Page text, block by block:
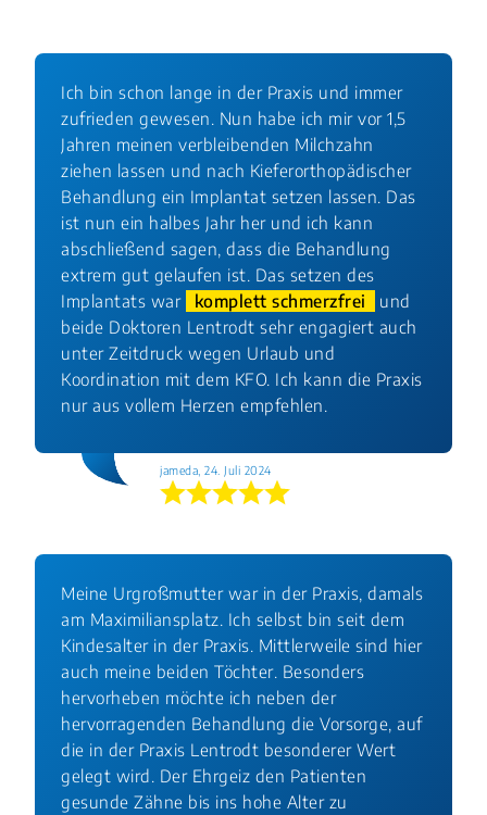
Ich bin schon lange in der Praxis und immer
zufrieden gewesen. Nun habe ich mir vor 1,5
Jahren meinen verbleibenden Milchzahn
ziehen lassen und nach Kieferorthopädischer
Behandlung ein Implantat setzen lassen. Das
ist nun ein halbes Jahr her und ich kann
abschließend sagen, dass die Behandlung
extrem gut gelaufen ist. Das setzen des
Implantats war
komplett schmerzfrei
und
beide Doktoren Lentrodt sehr engagiert auch
unter Zeitdruck wegen Urlaub und
Koordination mit dem KFO. Ich kann die Praxis
nur aus vollem Herzen empfehlen.
jameda, 24. Juli 2024
Meine Urgroßmutter war in der Praxis, damals
am Maximiliansplatz. Ich selbst bin seit dem
Kindesalter in der Praxis. Mittlerweile sind hier
auch meine beiden Töchter. Besonders
hervorheben möchte ich neben der
hervorragenden Behandlung die Vorsorge, auf
die in der Praxis Lentrodt besonderer Wert
gelegt wird. Der Ehrgeiz den Patienten
gesunde Zähne bis ins hohe Alter zu